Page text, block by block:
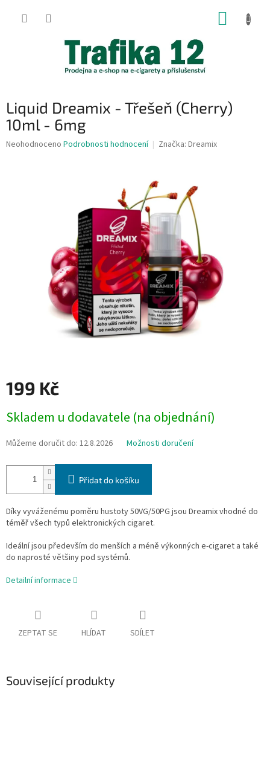
Liquid Dreamix - Třešeň (Cherry)
10ml - 6mg
Průměrné
Neohodnoceno Podrobnosti hodnocení Značka: Dreamix
199 Kč
cena:
Skladem u dodavatele (na objednání)
Můžeme doručit do: 12.8.2026 Možnosti doručení
Přidat do košíku
Díky vyváženému poměru hustoty 50VG/50PG jsou Dreamix vhodné do
téměř všech typů elektronických cigaret.
Ideální jsou především do menších a méně výkonných e-cigaret a také
do naprosté většiny pod systémů.
Detailní informace
ZEPTAT SE HLÍDAT SDÍLET
Související produkty